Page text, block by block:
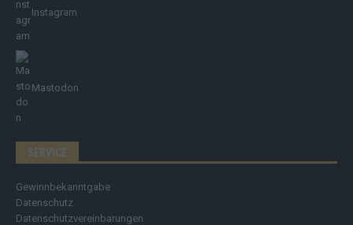
Instagram
Mastodon
SERVICE
Gewinnbekanntgabe
Datenschutz
Datenschutzvereinbarungen